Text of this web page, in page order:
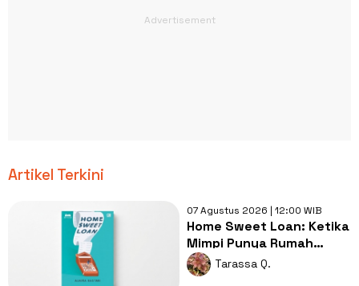
Artikel Terkini
07 Agustus 2026 | 12:00 WIB
Home Sweet Loan: Ketika
Mimpi Punya Rumah
Berhadapan dengan
Realita Hidup
Tarassa Q.